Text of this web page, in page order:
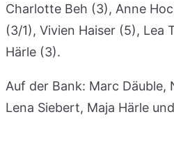
Charlotte Beh (3), Anne
(3/1), Vivien Haiser (5), Lea
Härle (3).
Auf der Bank: Marc Däuble,
Lena Siebert, Maja Härle